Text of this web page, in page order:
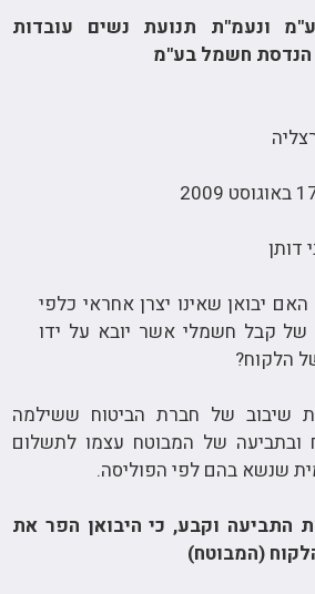
ונעמ"ת תנועת נשים עובדות
הנדסת חשמל בע"מ
דותן
האם יבואן שאינו יצרן אחראי כלפי
של קבל חשמלי אשר יובא על ידו
הלקוח?
שיבוב של חברת הביטוח ששילמה
ובתביעה של המבוטח עצמו לתשלום
שנשא בהם לפי הפוליסה.
התביעה וקבע, כי היבואן הפר את
(המבוטח)